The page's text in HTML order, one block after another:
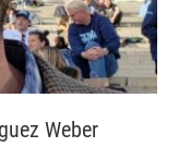
Weber